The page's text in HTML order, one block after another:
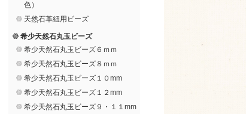
色）
天然石革紐用ビーズ
希少天然石丸玉ビーズ
希少天然石丸玉ビーズ６ｍｍ
希少天然石丸玉ビーズ８ｍｍ
希少天然石丸玉ビーズ１０mm
希少天然石丸玉ビーズ１２mm
希少天然石丸玉ビーズ９・１１mm